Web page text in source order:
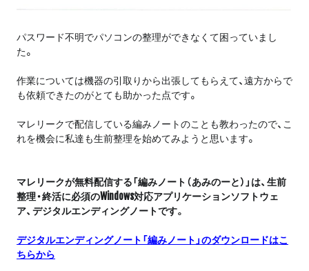
パスワード不明でパソコンの整理ができなくて困っていまし
た。
作業については機器の引取りから出張してもらえて、遠方からで
も依頼できたのがとても助かった点です。
マレリークで配信している編みノートのことも教わったので、こ
れを機会に私達も生前整理を始めてみようと思います。
マレリークが無料配信する「編みノート（あみのーと）」は、生前
整理・終活に必須のWindows対応アプリケーションソフトウェ
ア、デジタルエンディングノートです。
デジタルエンディングノート「編みノート」のダウンロードはこ
ちらから